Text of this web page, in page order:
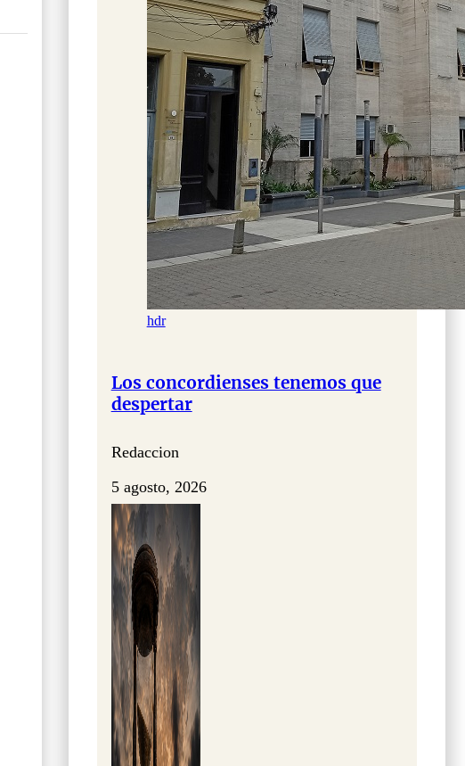
hdr
Los concordienses tenemos que
despertar
Redaccion
5 agosto, 2026